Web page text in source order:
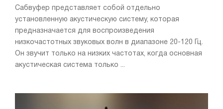
Сабвуфер представляет собой отдельно
установленную акустическую систему, которая
предназначается для воспроизведения
низкочастотных звуковых волн в диапазоне 20-120 Гц.
Он звучит только на низких частотах, когда основная
акустическая система только ...